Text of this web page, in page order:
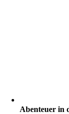
Abenteuer in